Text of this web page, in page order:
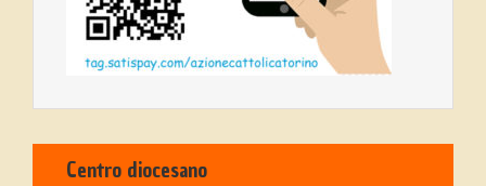
Centro diocesano